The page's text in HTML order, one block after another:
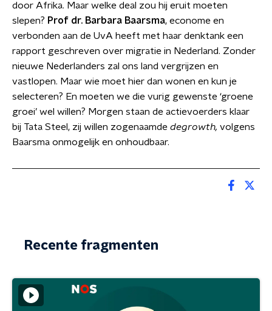
door Afrika. Maar welke deal zou hij eruit moeten
slepen? Prof dr. Barbara Baarsma, econome en
verbonden aan de UvA heeft met haar denktank een
rapport geschreven over migratie in Nederland. Zonder
nieuwe Nederlanders zal ons land vergrijzen en
vastlopen. Maar wie moet hier dan wonen en kun je
selecteren? En moeten we die vurig gewenste ‘groene
groei’ wel willen? Morgen staan de actievoerders klaar
bij Tata Steel, zij willen zogenaamde degrowth, volgens
Baarsma onmogelijk en onhoudbaar.
Recente fragmenten